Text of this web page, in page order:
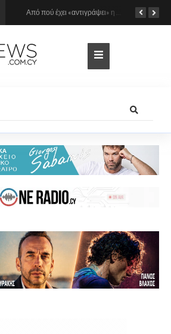
Από πού έχει «αντιγράψει» η Άννα Βίσση και ο Νίκος Καρβέλας τη σούπερ επιτυχία «Σε περίπτωση που…»; Το βρήκε ο Mr Music